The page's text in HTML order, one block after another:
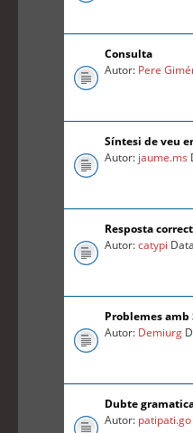
Consulta
Autor: Pere
Síntesi de veu
Autor: jaume.ms
Resposta
Autor:catypi
Problemes
Autor: Demiurg
Dubte
Autor: patipati.go